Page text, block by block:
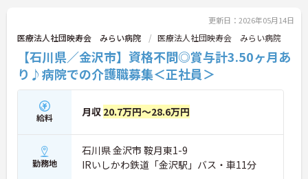
更新日：2026年05月14日
医療法人社団映寿会 みらい病院 医療法人社団映寿会 みらい病院
【石川県／金沢市】資格不問◎賞与計3.50ヶ月あ
り♪病院での介護職募集＜正社員＞
給料 月収 20.7万円～28.6万円
勤務地
石川県 金沢市 鞍月東1-9
IRいしかわ鉄道「金沢駅」バス・車11分